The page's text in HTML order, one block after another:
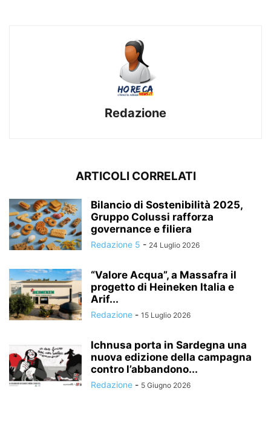
Redazione
ARTICOLI CORRELATI
Bilancio di Sostenibilità 2025,
Gruppo Colussi rafforza
governance e filiera
Redazione 5 - 24 Luglio 2026
“Valore Acqua”, a Massafra il
progetto di Heineken Italia e
Arif...
Redazione - 15 Luglio 2026
Ichnusa porta in Sardegna una
nuova edizione della campagna
contro l’abbandono...
Redazione - 5 Giugno 2026